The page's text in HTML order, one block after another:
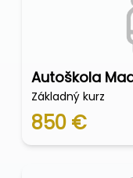
Autoškola
Základný kurz
850 €